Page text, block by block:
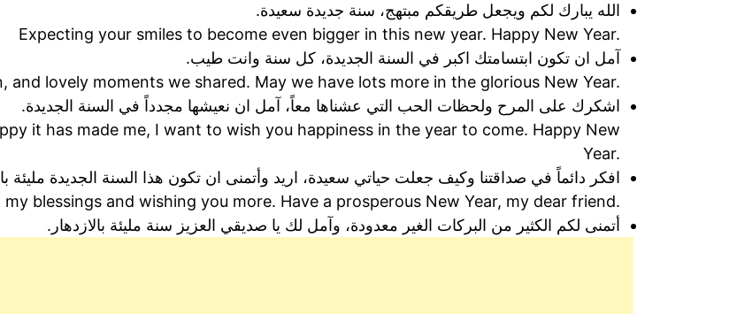
الله يبارك لكم ويجعل طريقكم مبتهج، سنة جديدة سعيدة.
Expecting your smiles to become even bigger in this new year. Happy New Year.
آمل ان تكون ابتسامتك اكبر في السنة الجديدة، كل سنة وانت طيب.
and lovely moments we shared. May we have lots more in the glorious New Year.
اشكرك على المرح ولحظات الحب التي عشناها معاً، آمل ان نعيشها مجدداً في السنة الجديدة.
it has made me, I want to wish you happiness in the year to come. Happy New
Year.
افكر دائماً في صداقتنا وكيف جعلت حياتي سعيدة، اريد وأتمنى ان تكون هذا السنة الجديدة
blessings and wishing you more. Have a prosperous New Year, my dear friend.
أتمنى لكم الكثير من البركات الغير معدودة، وآمل لك يا صديقي العزيز سنة مليئة بالازدهار.